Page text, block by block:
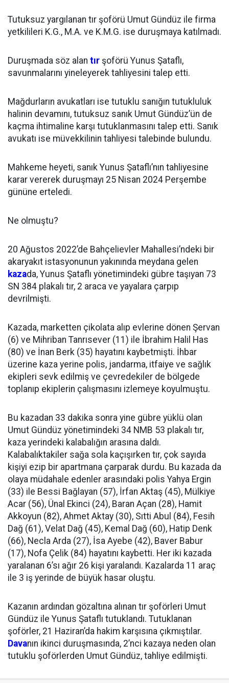
Tutuksuz yargılanan tır şoförü Umut Gündüz ile firma
yetkilileri K.G., M.A. ve K.M.G. ise duruşmaya katılmadı.
Duruşmada söz alan tır şoförü Yunus Şataflı,
savunmalarını yineleyerek tahliyesini talep etti.
Mağdurların avukatları ise tutuklu sanığın tutukluluk
halinin devamını, tutuksuz sanık Umut Gündüz’ün de
kaçma ihtimaline karşı tutuklanmasını talep etti. Sanık
avukatı ise müvekkilinin tahliyesi talebinde bulundu.
Mahkeme heyeti, sanık Yunus Şataflı’nın tahliyesine
karar vererek duruşmayı 25 Nisan 2024 Perşembe
gününe erteledi.
Ne olmuştu?
20 Ağustos 2022’de Bahçelievler Mahallesi’ndeki bir
akaryakıt istasyonunun yakınında meydana gelen
kazada, Yunus Şataflı yönetimindeki gübre taşıyan 73
SN 384 plakalı tır, 2 araca ve yayalara çarpıp
devrilmişti.
Kazada, marketten çikolata alıp evlerine dönen Şervan
(6) ve Mihriban Tanrısever (11) ile İbrahim Halil Has
(80) ve İnan Berk (35) hayatını kaybetmişti. İhbar
üzerine kaza yerine polis, jandarma, itfaiye ve sağlık
ekipleri sevk edilmiş ve çevredekiler de bölgede
toplanıp ekiplerin çalışmasını izlemeye koyulmuştu.
Bu kazadan 33 dakika sonra yine gübre yüklü olan
Umut Gündüz yönetimindeki 34 NMB 53 plakalı tır,
kaza yerindeki kalabalığın arasına daldı.
Kalabalıktakiler sağa sola kaçışırken tır, çok sayıda
kişiyi ezip bir apartmana çarparak durdu. Bu kazada da
olaya müdahale edenler arasındaki polis Yahya Ergin
(33) ile Bessi Bağlayan (57), İrfan Aktaş (45), Mülkiye
Acar (56), Ünal Ekinci (24), Baran Açan (28), Hamit
Akkoyun (82), Ahmet Aktay (30), Sıtti Abul (84), Fesih
Dağ (61), Velat Dağ (45), Kemal Dağ (60), Hatip Denk
(66), Necla Arda (27), İsa Ayebe (42), Baver Babur
(17), Nofa Çelik (84) hayatını kaybetti. Her iki kazada
yaralanan 6’sı ağır 26 kişi yaralandı. Kazalarda 11 araç
ile 3 iş yerinde de büyük hasar oluştu.
Kazanın ardından gözaltına alınan tır şoförleri Umut
Gündüz ile Yunus Şataflı tutuklandı. Tutuklanan
şoförler, 21 Haziran’da hakim karşısına çıkmıştılar.
Davanın ikinci duruşmasında, 2’nci kazaya neden olan
tutuklu şoförlerden Umut Gündüz, tahliye edilmişti.